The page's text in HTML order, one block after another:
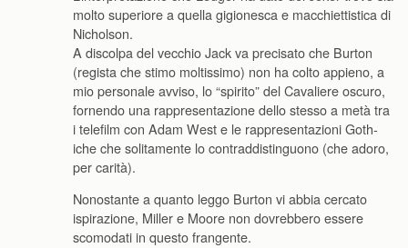
molto superiore a quella gigionesca e macchiettistica di
Nicholson.
A discolpa del vecchio Jack va precisato che Burton
(regista che stimo moltissimo) non ha colto appieno, a
mio personale avviso, lo “spirito” del Cavaliere oscuro,
fornendo una rappresentazione dello stesso a metà tra
i telefilm con Adam West e le rappresentazioni Goth-
iche che solitamente lo contraddistinguono (che adoro,
per carità).
Nonostante a quanto leggo Burton vi abbia cercato
ispirazione, Miller e Moore non dovrebbero essere
scomodati in questo frangente.